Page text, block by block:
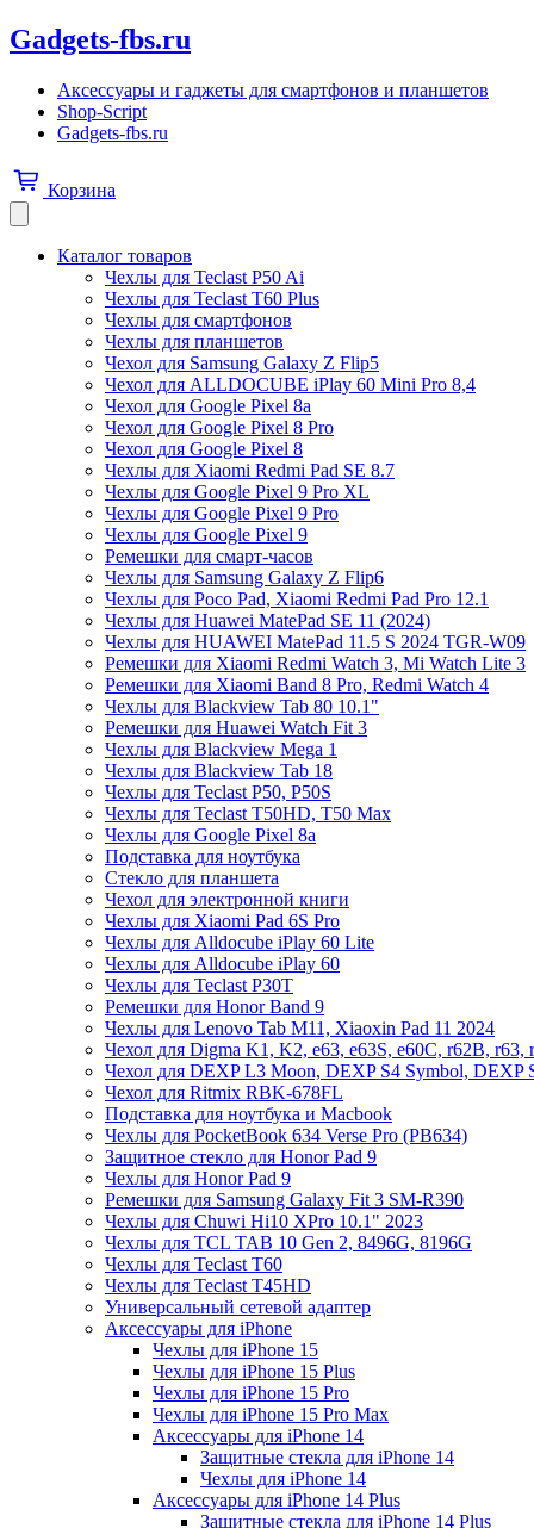
Gadgets-fbs.ru
Аксессуары и гаджеты для смартфонов и планшетов
Shop-Script
Gadgets-fbs.ru
Корзина
Каталог товаров
Чехлы для Teclast P50 Ai
Чехлы для Teclast T60 Plus
Чехлы для смартфонов
Чехлы для планшетов
Чехол для Samsung Galaxy Z Flip5
Чехол для ALLDOCUBE iPlay 60 Mini Pro 8,4
Чехол для Google Pixel 8a
Чехол для Google Pixel 8 Pro
Чехол для Google Pixel 8
Чехлы для Xiaomi Redmi Pad SE 8.7
Чехлы для Google Pixel 9 Pro XL
Чехлы для Google Pixel 9 Pro
Чехлы для Google Pixel 9
Ремешки для смарт-часов
Чехлы для Samsung Galaxy Z Flip6
Чехлы для Poco Pad, Xiaomi Redmi Pad Pro 12.1
Чехлы для Huawei MatePad SE 11 (2024)
Чехлы для HUAWEI MatePad 11.5 S 2024 TGR-W09
Ремешки для Xiaomi Redmi Watch 3, Mi Watch Lite 3
Ремешки для Xiaomi Band 8 Pro, Redmi Watch 4
Чехлы для Blackview Tab 80 10.1"
Ремешки для Huawei Watch Fit 3
Чехлы для Blackview Mega 1
Чехлы для Blackview Tab 18
Чехлы для Teclast P50, P50S
Чехлы для Teclast T50HD, T50 Max
Чехлы для Google Pixel 8a
Подставка для ноутбука
Стекло для планшета
Чехол для электронной книги
Чехлы для Xiaomi Pad 6S Pro
Чехлы для Alldocube iPlay 60 Lite
Чехлы для Alldocube iPlay 60
Чехлы для Teclast P30T
Ремешки для Honor Band 9
Чехлы для Lenovo Tab M11, Xiaoxin Pad 11 2024
Чехол для Digma K1, K2, e63, e63S, e60C, r62B, r63,
Чехол для DEXP L3 Moon, DEXP S4 Symbol, DEXP
Чехол для Ritmix RBK-678FL
Подставка для ноутбука и Macbook
Чехлы для PocketBook 634 Verse Pro (PB634)
Защитное стекло для Honor Pad 9
Чехлы для Honor Pad 9
Ремешки для Samsung Galaxy Fit 3 SM-R390
Чехлы для Chuwi Hi10 XPro 10.1" 2023
Чехлы для TCL TAB 10 Gen 2, 8496G, 8196G
Чехлы для Teclast T60
Чехлы для Teclast T45HD
Универсальный сетевой адаптер
Аксессуары для iPhone
Чехлы для iPhone 15
Чехлы для iPhone 15 Plus
Чехлы для iPhone 15 Pro
Чехлы для iPhone 15 Pro Max
Аксессуары для iPhone 14
Защитные стекла для iPhone 14
Чехлы для iPhone 14
Аксессуары для iPhone 14 Plus
Защитные стекла для iPhone 14 Plus